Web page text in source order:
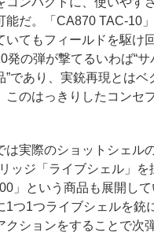
能だ。「CA870 TAC-10
いてもフィールドを駆け
発の弾が撃てるいわば“
”であり、実銃再現とはベ
このはっきりしたコンセ
実際のショットシェル
ッジ「ライブシェル」を
」という商品も展開し
1つ1つライブシェルを銃
クションをすることで次